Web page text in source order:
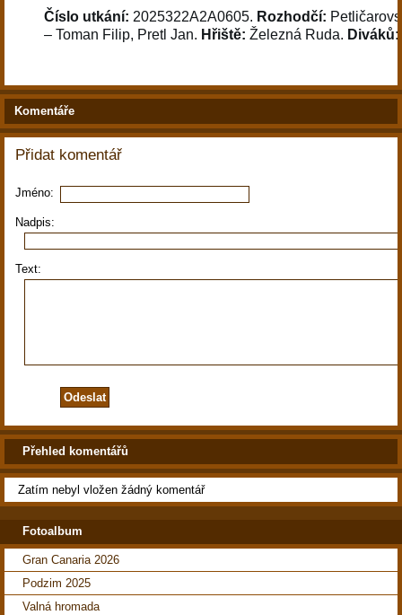
Číslo utkání: 2025322A2A0605. Rozhodčí:
– Toman Filip, Pretl Jan. Hřiště: Železná Ruda. Diváků:
Komentáře
Přidat komentář
Jméno:
Nadpis:
Text:
Přehled komentářů
Zatím nebyl vložen žádný komentář
Fotoalbum
Gran Canaria 2026
Podzim 2025
Valná hromada